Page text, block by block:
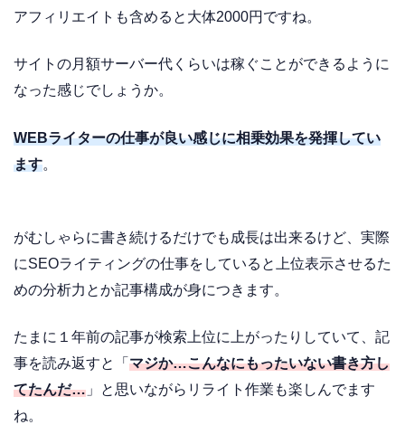
アフィリエイトも含めると大体2000円ですね。
サイトの月額サーバー代くらいは稼ぐことができるように
なった感じでしょうか。
WEBライターの仕事が良い感じに相乗効果を発揮してい
ます。
がむしゃらに書き続けるだけでも成長は出来るけど、実際
にSEOライティングの仕事をしていると上位表示させるた
めの分析力とか記事構成が身につきます。
たまに１年前の記事が検索上位に上がったりしていて、記
事を読み返すと「 マジか…こんなにもったいない書き方し
てたんだ… 」と思いながらリライト作業も楽しんでます
ね。